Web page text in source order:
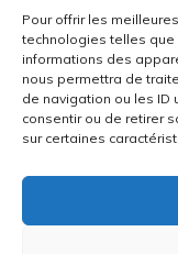
Pour offrir les
technologies telles que
informations des
nous permettra de
de navigation ou les ID
consentir ou de retirer
sur certaines
©